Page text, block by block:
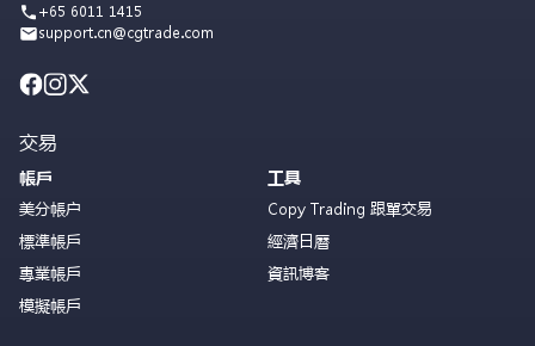
+65 6011 1415
support.cn@cgtrade.com
交易
帳戶
美分帳户
標準帳戶
專業帳戶
模擬帳戶
工具
Copy Trading 跟單交易
經濟日曆
資訊博客